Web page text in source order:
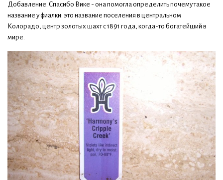
Добавление. Cпасибо Вике - она помогла определить почему такое
название у фиалки: это название поселения в центральном
Колорадо, центр золотых шахт с 1891 года, когда-то богатейший в
мире.